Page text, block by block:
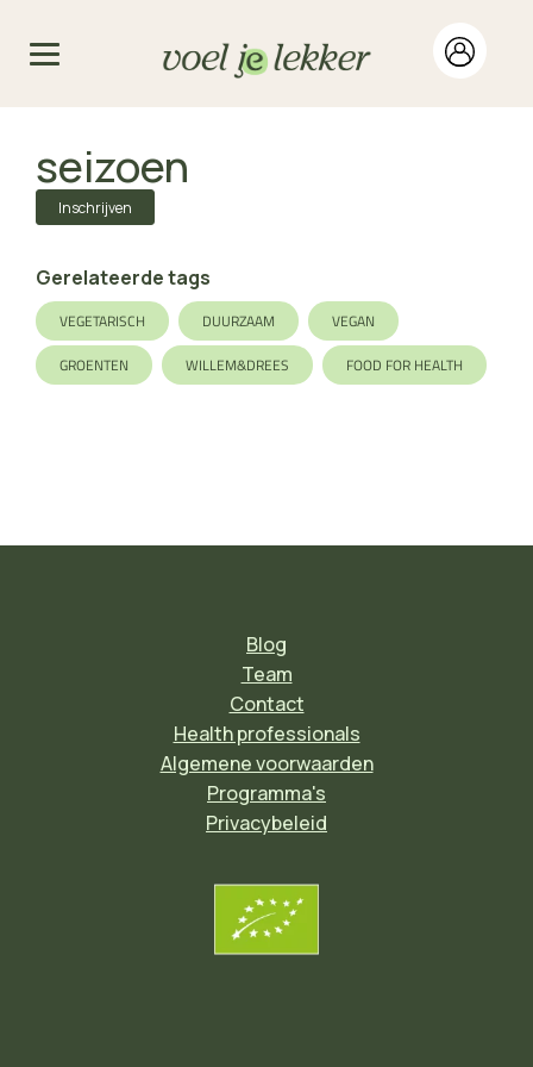
seizoen
Inschrijven
Gerelateerde tags
VEGETARISCH DUURZAAM
VEGAN
GROENTEN
WILLEM&DREES FOOD FOR HEALTH
Blog
Team
Contact
Health professionals
Algemene voorwaarden
Programma's
Privacybeleid